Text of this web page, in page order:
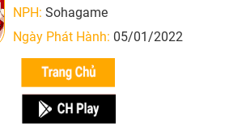
NPH: Sohagame
Ngày Phát Hành: 05/01/2022